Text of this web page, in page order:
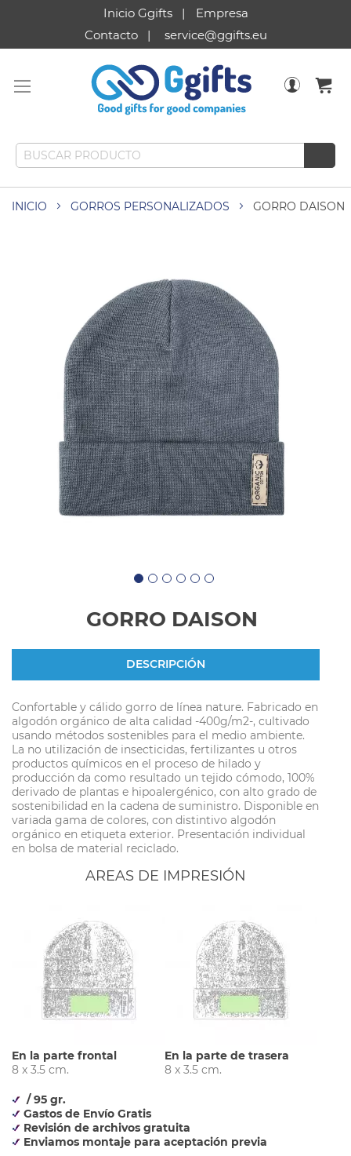
Inicio Ggifts
Empresa
Contacto
service@ggifts.eu
INICIO GORROS PERSONALIZADOS GORRO DAISON
GORRO DAISON
DESCRIPCIÓN
Confortable y cálido gorro de línea nature. Fabricado en
algodón orgánico de alta calidad -400g/m2-, cultivado
usando métodos sostenibles para el medio ambiente.
La no utilización de insecticidas, fertilizantes u otros
productos químicos en el proceso de hilado y
producción da como resultado un tejido cómodo, 100%
derivado de plantas e hipoalergénico, con alto grado de
sostenibilidad en la cadena de suministro. Disponible en
variada gama de colores, con distintivo algodón
orgánico en etiqueta exterior. Presentación individual
en bolsa de material reciclado.
AREAS DE IMPRESIÓN
En la parte frontal
8 x 3.5 cm.
En la parte de trasera
8 x 3.5 cm.
/ 95 gr.
Gastos de Envío Gratis
Revisión de archivos gratuita
Enviamos montaje para aceptación previa